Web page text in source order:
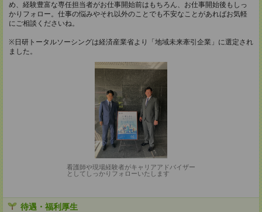
め、経験豊富な専任担当者がお仕事開始前はもちろん、お仕事開始後もしっ
かりフォロー。仕事の悩みやそれ以外のことでも不安なことがあればお気軽
にご相談くださいね。
※日研トータルソーシングは経済産業省より「地域未来牽引企業」に選定され
ました。
看護師や現場経験者がキャリアアドバイザー
としてしっかりフォローいたします
待遇・福利厚生